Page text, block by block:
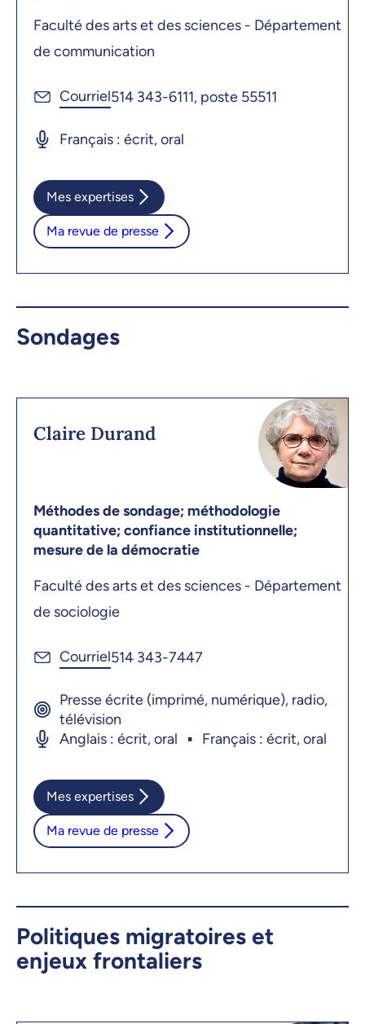
Faculté des arts et des sciences - Département
de communication
514 343-6111, poste 55511
Français : écrit, oral
Mes expertises
Ma revue de presse
Sondages
Claire Durand
Méthodes de sondage; méthodologie
quantitative; confiance institutionnelle;
mesure de la démocratie
Faculté des arts et des sciences - Département
de sociologie
514 343-7447
Presse écrite (imprimé, numérique), radio,
télévision
Anglais : écrit, oral
Français : écrit, oral
Mes expertises
Ma revue de presse
Politiques migratoires et
enjeux frontaliers